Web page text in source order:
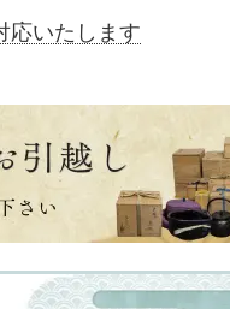
応いたします